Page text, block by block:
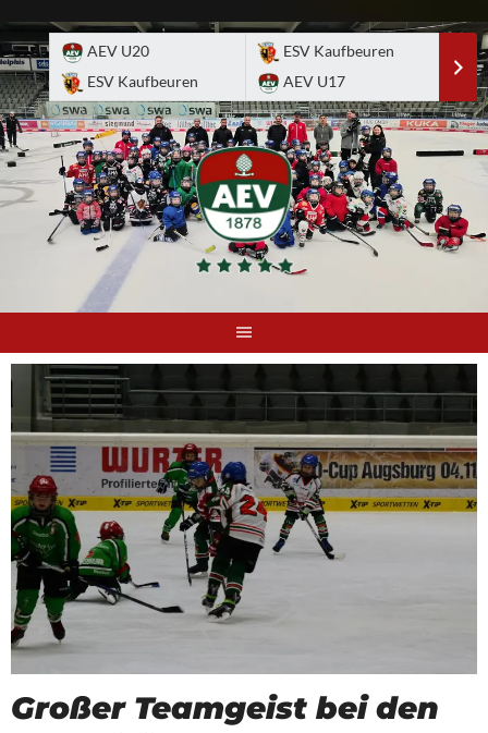
to
content
AEV U20
ESV Kaufbeuren
ESV Kaufbeuren
AEV U17
Großer Teamgeist bei den